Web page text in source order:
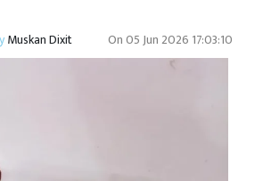
Muskan Dixit On05 Jun 2026 17:03:10